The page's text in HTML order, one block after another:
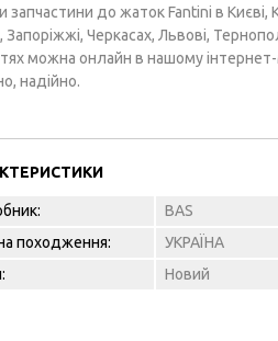
запчастини до жаток Fantini в Києві,
Запоріжжі, Черкасах, Львові,
можна онлайн в нашому
надійно.
BAS
походження:
УКРАЇНА
Новий